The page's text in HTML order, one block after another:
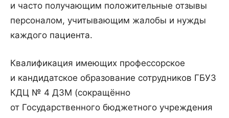
и часто получающим положительные отзывы
персоналом, учитывающим жалобы и нужды
каждого пациента.
Квалификация имеющих профессорское
и кандидатское образование сотрудников ГБУЗ
КДЦ № 4 ДЗМ (сокращённо
от Государственного бюджетного учреждения